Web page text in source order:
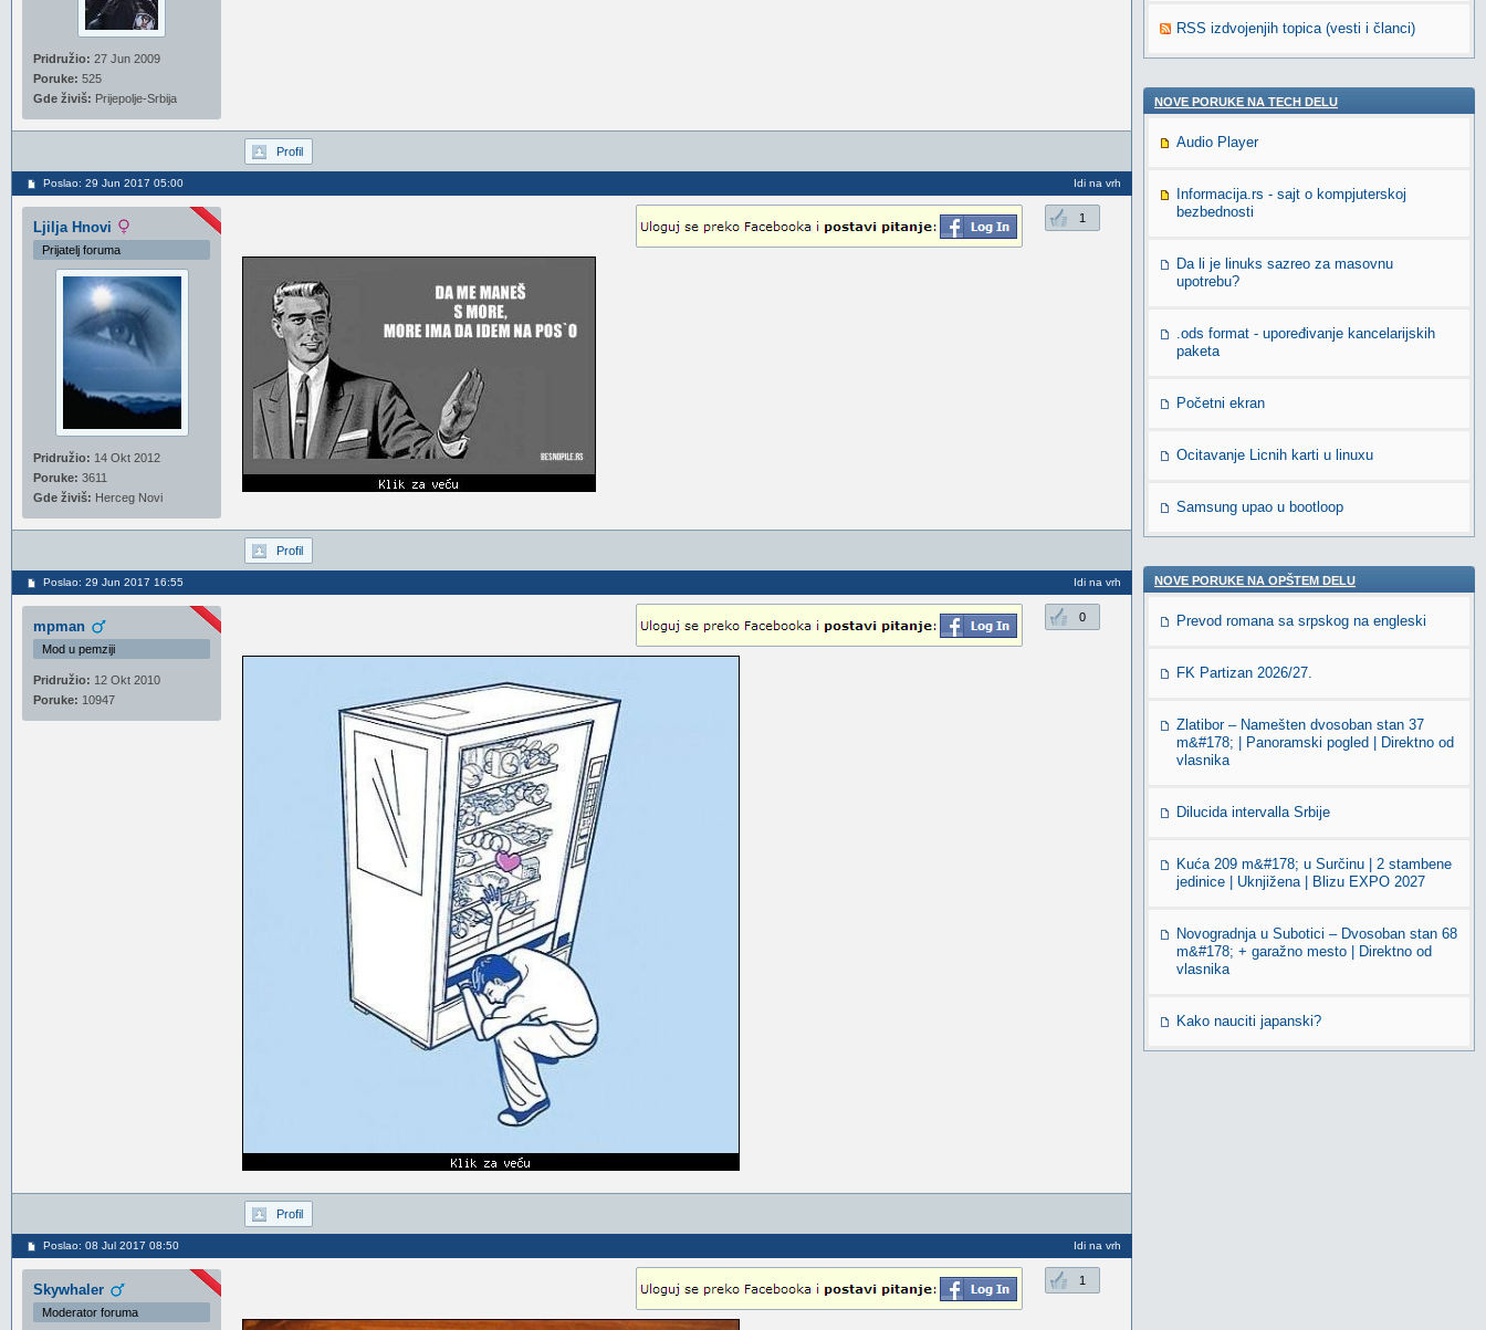
Pridružio: 27 Jun 2009
Poruke: 525
Gde živiš: Prijepolje-Srbija
Profil
Poslao: 29 Jun 2017 05:00 Idi na vrh
Ljilja Hnovi
Prijatelj foruma
Pridružio: 14 Okt 2012
Poruke: 3611
Gde živiš: Herceg Novi
1
Profil
Poslao: 29 Jun 2017 16:55 Idi na vrh
mpman
Mod u pemziji
Pridružio: 12 Okt 2010
Poruke: 10947
0
Profil
Poslao: 08 Jul 2017 08:50 Idi na vrh
Skywhaler
Moderator foruma
1
RSS izdvojenjih topica (vesti i članci)
NOVE PORUKE NA TECH DELU
Audio Player
Informacija.rs - sajt o kompjuterskoj
bezbednosti
Da li je linuks sazreo za masovnu
upotrebu?
.ods format - upoređivanje kancelarijskih
paketa
Početni ekran
Ocitavanje Licnih karti u linuxu
Samsung upao u bootloop
NOVE PORUKE NA OPŠTEM DELU
Prevod romana sa srpskog na engleski
FK Partizan 2026/27.
Zlatibor – Namešten dvosoban stan 37
m&#178; | Panoramski pogled | Direktno od
vlasnika
Dilucida intervalla Srbije
Kuća 209 m&#178; u Surčinu | 2 stambene
jedinice | Uknjižena | Blizu EXPO 2027
Novogradnja u Subotici – Dvosoban stan 68
m&#178; + garažno mesto | Direktno od
vlasnika
Kako nauciti japanski?